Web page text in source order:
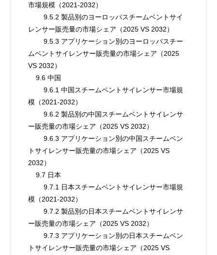
市場規模（2021-2032）
        9.5.2 製品別のヨーロッパスチームベントサイ
レンサー販売量の市場シェア（2025 VS 2032）
        9.5.3 アプリケーション別のヨーロッパスチー
ムベントサイレンサー販売量の市場シェア（2025
VS 2032）
    9.6 中国
        9.6.1 中国スチームベントサイレンサー市場規
模（2021-2032）
        9.6.2 製品別の中国スチームベントサイレンサ
ー販売量の市場シェア（2025 VS 2032）
        9.6.3 アプリケーション別の中国スチームベン
トサイレンサー販売量の市場シェア（2025 VS
2032）
    9.7 日本
        9.7.1 日本スチームベントサイレンサー市場規
模（2021-2032）
        9.7.2 製品別の日本スチームベントサイレンサ
ー販売量の市場シェア（2025 VS 2032）
        9.7.3 アプリケーション別の日本スチームベン
トサイレンサー販売量の市場シェア（2025 VS